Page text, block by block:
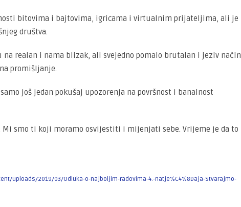
bitovima i bajtovima, igricama i virtualnim prijateljima, ali je
društva.
na realan i nama blizak, ali svejedno pomalo brutalan i jeziv način
promišljanje.
još jedan pokušaj upozorenja na površnost i banalnost
smo ti koji moramo osvijestiti i mijenjati sebe. Vrijeme je da to
uploads/2019/03/Odluka-o-najboljim-radovima-4.-natje%C4%8Daja-Stvarajmo-